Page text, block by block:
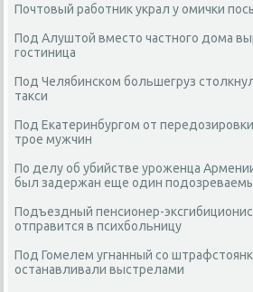
Почтовый работник украл у омички
Под Алуштой вместо частного дома
гостиница
Под Челябинском большегруз
такси
Под Екатеринбургом от
трое мужчин
По делу об убийстве уроженца
был задержан еще один
Подъездный пенсионер-
отправится в психбольницу
Под Гомелем угнанный со
останавливали выстрелами